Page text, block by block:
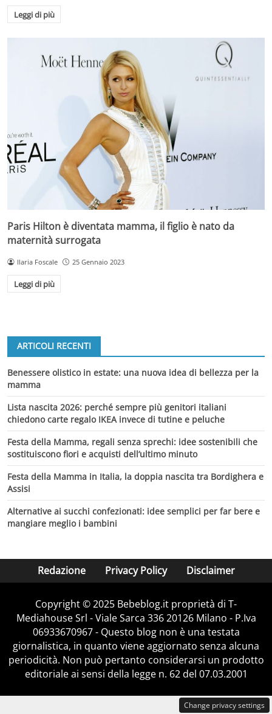
Leggi di più
Paris Hilton è diventata mamma, il figlio è nato da
maternità surrogata
Ilaria Foscale 25 Gennaio 2023
Leggi di più
ARTICOLI RECENTI
Benessere olistico in estate: una nuova idea di bellezza per la
mamma
Lista nascita 2026: perché sempre più genitori italiani
chiedono carte regalo IKEA invece di tutine e peluche
Festa della Mamma, regali senza sprechi: idee sostenibili che
sostituiscono fiori e acquisti dell’ultimo minuto
Festa della Mamma in Italia, la doppia nascita tra Bordighera e
Assisi
Alternative ai succhi confezionati: idee semplici per far bere e
mangiare meglio i bambini
Redazione Privacy Policy Disclaimer
Copyright © 2025 Bebeblog.it proprietà di T-
Mediahouse Srl - Viale Sarca 336 20126 Milano - P.Iva
06933670967 - Questo blog non è una testata
giornalistica, in quanto viene aggiornato senza alcuna
periodicità. Non può pertanto considerarsi un prodotto
editoriale ai sensi della legge n. 62 del 07.03.2001
Change privacy settings